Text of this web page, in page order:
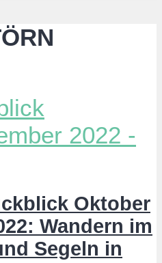
Oktober
Wandern im
Segeln in